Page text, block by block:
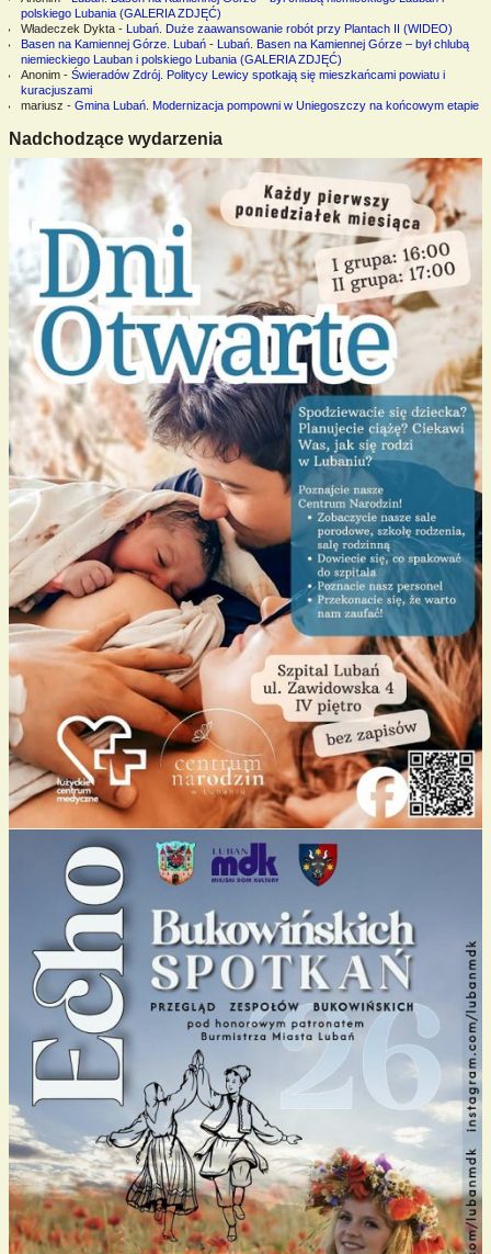
polskiego Lubania (GALERIA ZDJĘĆ)
Władeczek Dykta- Lubań. Duże zaawansowanie robót przy Plantach II (WIDEO)
Basen na Kamiennej Górze. Lubań- Lubań. Basen na Kamiennej Górze – był chlubą
niemieckiego Lauban i polskiego Lubania (GALERIA ZDJĘĆ)
Anonim- Świeradów Zdrój. Politycy Lewicy spotkają się mieszkańcami powiatu i
kuracjuszami
mariusz - Gmina Lubań. Modernizacja pompowni w Uniegoszczy na końcowym etapie
Nadchodzące wydarzenia